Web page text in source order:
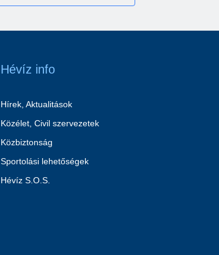
Hévíz info
Hírek, Aktualitások
Közélet, Civil szervezetek
Közbiztonság
Sportolási lehetőségek
Hévíz S.O.S.